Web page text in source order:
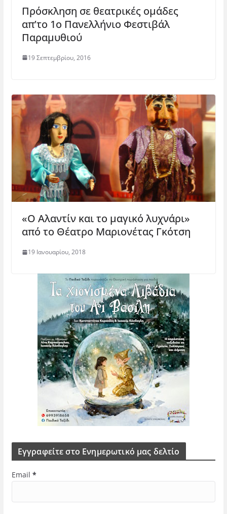
Πρόσκληση σε θεατρικές ομάδες
απ’το 1ο Πανελλήνιο Φεστιβάλ
Παραμυθιού
19 Σεπτεμβρίου, 2016
«Ο Αλαντίν και το μαγικό λυχνάρι»
από το Θέατρο Μαριονέτας Γκότση
19 Ιανουαρίου, 2018
Εγγραφείτε στο Ενημερωτικό μας δελτίο
Email *